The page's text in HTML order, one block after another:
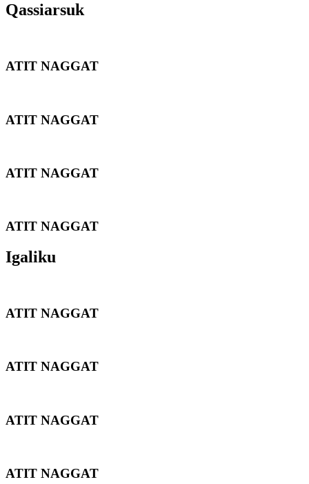
Qassiarsuk
ATIT NAGGAT
ATIT NAGGAT
ATIT NAGGAT
ATIT NAGGAT
Igaliku
ATIT NAGGAT
ATIT NAGGAT
ATIT NAGGAT
ATIT NAGGAT